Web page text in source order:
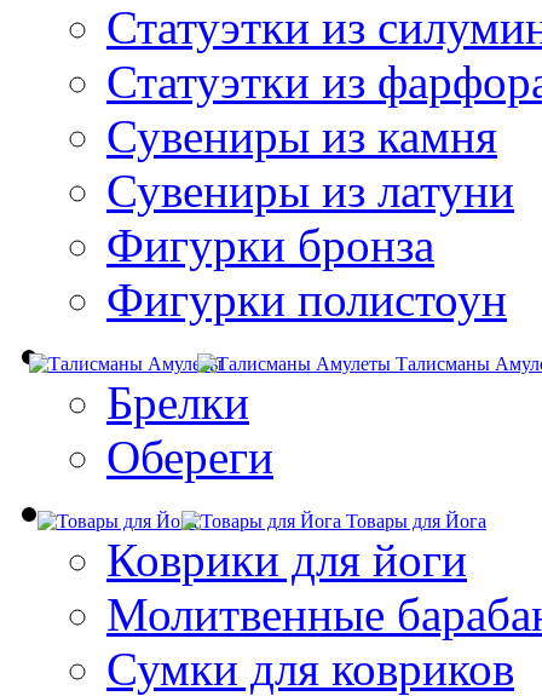
Статуэтки из
Статуэтки из
Сувениры из камня
Сувениры из латуни
Фигурки бронза
Фигурки полистоун
Талисманы
Брелки
Обереги
Товары для Йога
Коврики для йоги
Молитвенные
Сумки для ковриков